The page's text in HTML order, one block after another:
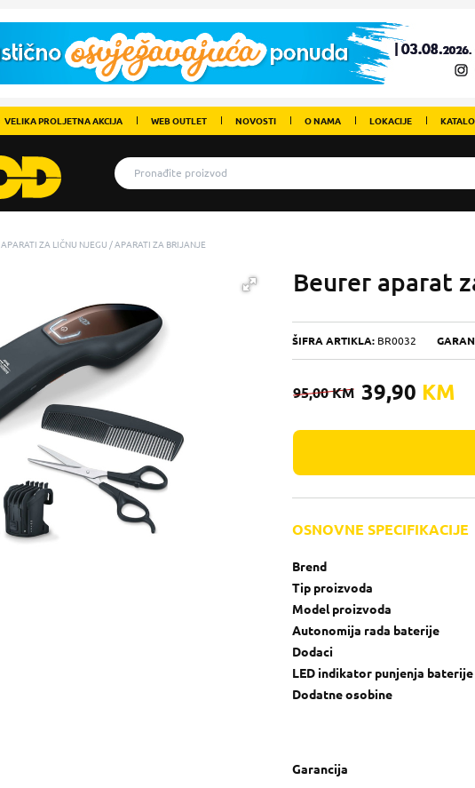
VELIKA PROLJETNA AKCIJA WEB OUTLET NOVOSTI O NAMA LOKACIJE
APARATI ZA LIČNU NJEGU APARATI ZA BRIJANJE
Beurer aparat
ŠIFRA ARTIKLA: BR0032
95,00KM 39,90 KM
OSNOVNE SPECIFIKACIJE
Brend
Tip proizvoda
Model proizvoda
Autonomija rada baterije
Dodaci
LED indikator punjenja baterije
Dodatne osobine
Garancija